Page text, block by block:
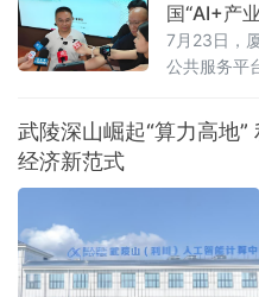
国“AI+产
7月23日，
公共服务平
模式，为千
字经济迈向
云”为基础
于一体，
景供需匹配
武陵深山崛起“算力高地” 利川“凉资源”淬炼县域数字
经济新范式